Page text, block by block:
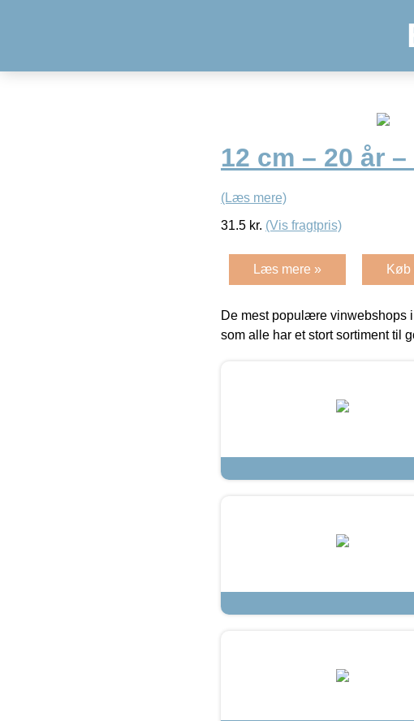
12 cm – 20 år
(Læs mere)
31.5 kr. (Vis fragtpris)
Læs mere » Køb
De mest populære vinwebshops
som alle har et stort sortiment til